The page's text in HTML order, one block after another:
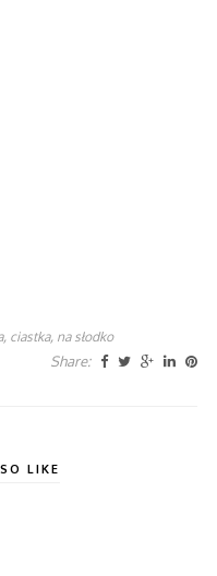
, ciastka, na słodko
Share:
LIKE